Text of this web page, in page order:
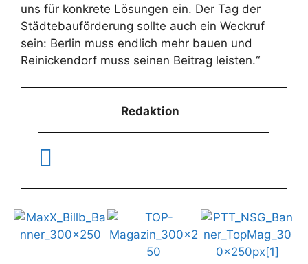
uns für konkrete Lösungen ein. Der Tag der
Städtebauförderung sollte auch ein Weckruf
sein: Berlin muss endlich mehr bauen und
Reinickendorf muss seinen Beitrag leisten.“
Redaktion